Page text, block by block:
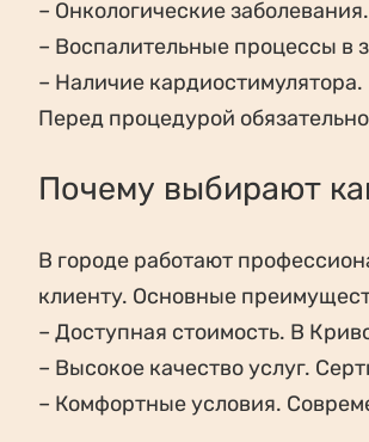
– Онкологические заболевания.
– Воспалительные процессы в
– Наличие кардиостимулятора.
Перед процедурой
Почему выбирают
В городе работают
клиенту. Основные
– Доступная стоимость. В
– Высокое качество услуг.
– Комфортные условия.